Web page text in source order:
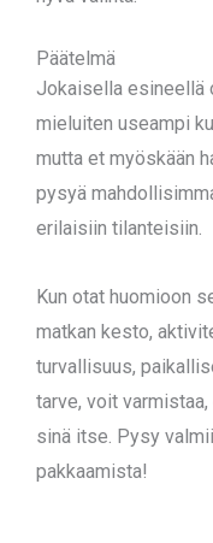
Päätelmä
Jokaisella esineellä
mieluiten useampi
mutta et myöskään
pysyä
erilaisiin tilanteisiin.
Kun otat huomioon
matkan kesto,
turvallisuus,
tarve, voit
sinä itse. Pysy
pakkaamista!